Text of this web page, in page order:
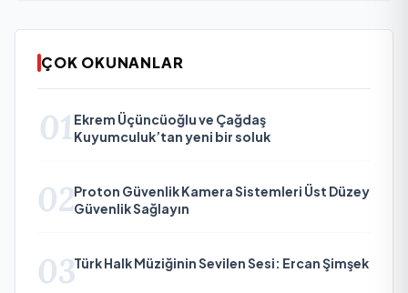
ÇOK OKUNANLAR
01 Ekrem Üçüncüoğlu ve Çağdaş
Kuyumculuk’tan yeni bir soluk
02Proton Güvenlik Kamera Sistemleri Üst Düzey
Güvenlik Sağlayın
03Türk Halk Müziğinin Sevilen Sesi: Ercan Şimşek